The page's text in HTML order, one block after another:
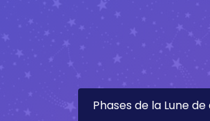
Phases de la Lune